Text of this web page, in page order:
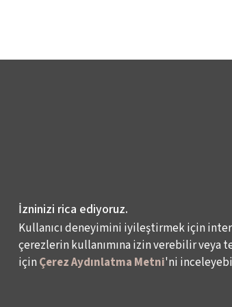
İzninizi rica ediyoruz.
Kullanıcı deneyimini iyileştirmek için
çerezlerin kullanımına izin verebilir
için Çerez Aydınlatma Metni'ni